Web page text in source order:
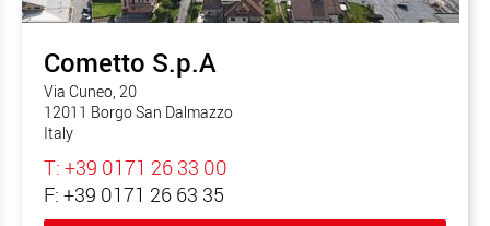
Cometto S.p.A
Via Cuneo, 20
12011 Borgo San Dalmazzo
Italy
T: +39 0171 26 33 00
F: +39 0171 26 63 35